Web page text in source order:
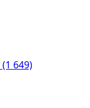
(1 649)